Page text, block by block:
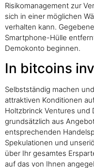
Risikomanagement zur
sich in einer möglichen
verhalten kann.
Smartphone-Hülle
Demokonto beginnen.
In bitcoins
Selbstständig machen
attraktiven Konditionen
Holtzbrinck Ventures und
grundsätzlich aus
entsprechenden
Spekulationen und
über Ihr gesamtes
auf das von Ihnen